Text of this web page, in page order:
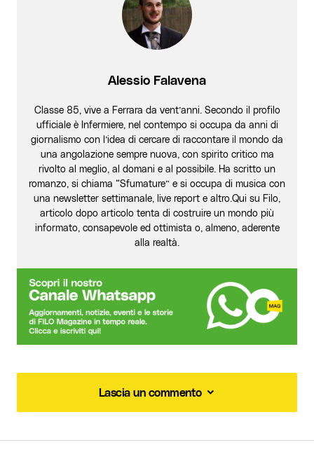
Alessio Falavena
Classe 85, vive a Ferrara da vent’anni. Secondo il profilo
ufficiale è Infermiere, nel contempo si occupa da anni di
giornalismo con l’idea di cercare di raccontare il mondo da
una angolazione sempre nuova, con spirito critico ma
rivolto al meglio, al domani e al possibile. Ha scritto un
romanzo, si chiama “Sfumature” e si occupa di musica con
una newsletter settimanale, live report e altro.Qui su Filo,
articolo dopo articolo tenta di costruire un mondo più
informato, consapevole ed ottimista o, almeno, aderente
alla realtà.
Lascia un commento